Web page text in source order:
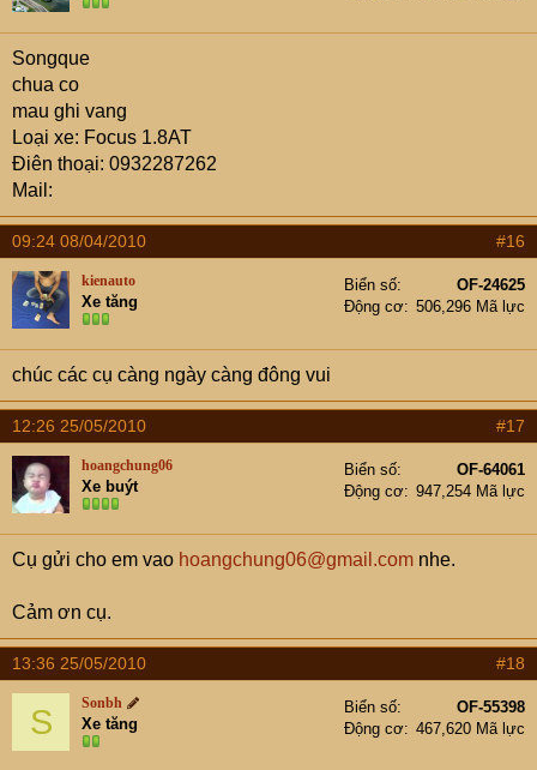
Songque
chua co
mau ghi vang
Loại xe: Focus 1.8AT
Điên thoại: 0932287262
Mail:
09:24 08/04/2010 #16
kienauto
Xe tăng
Biển số
OF-24625
Động cơ
506,296 Mã lực
chúc các cụ càng ngày càng đông vui
12:26 25/05/2010 #17
hoangchung06
Xe buýt
Biển số
OF-64061
Động cơ
947,254 Mã lực
Cụ gửi cho em vao hoangchung06@gmail.com nhe.
Cảm ơn cụ.
13:36 25/05/2010 #18
S Sonbh
Xe tăng
Biển số
OF-55398
Động cơ
467,620 Mã lực